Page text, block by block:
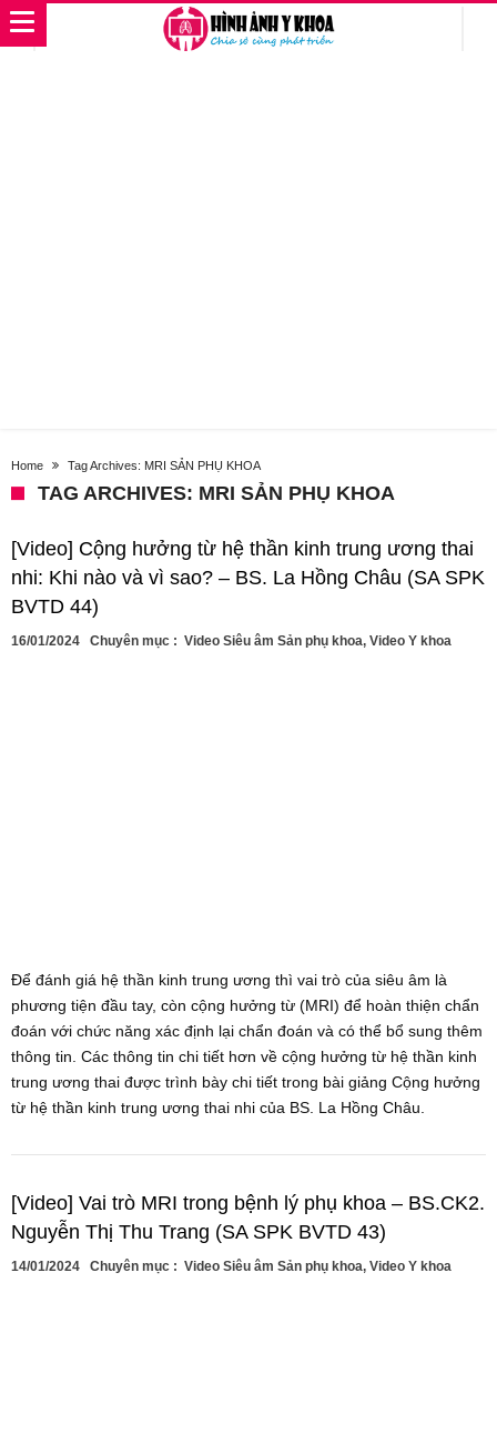
Home Tag Archives: MRI SẢN PHỤ KHOA
TAG ARCHIVES: MRI SẢN PHỤ KHOA
[Video] Cộng hưởng từ hệ thần kinh trung ương thai
nhi: Khi nào và vì sao? – BS. La Hồng Châu (SA SPK
BVTD 44)
16/01/2024 Chuyên mục : Video Siêu âm Sản phụ khoa, Video Y khoa
Để đánh giá hệ thần kinh trung ương thì vai trò của siêu âm là
phương tiện đầu tay, còn cộng hưởng từ (MRI) để hoàn thiện chẩn
đoán với chức năng xác định lại chẩn đoán và có thể bổ sung thêm
thông tin. Các thông tin chi tiết hơn về cộng hưởng từ hệ thần kinh
trung ương thai được trình bày chi tiết trong bài giảng Cộng hưởng
từ hệ thần kinh trung ương thai nhi của BS. La Hồng Châu.
[Video] Vai trò MRI trong bệnh lý phụ khoa – BS.CK2.
Nguyễn Thị Thu Trang (SA SPK BVTD 43)
14/01/2024 Chuyên mục : Video Siêu âm Sản phụ khoa, Video Y khoa